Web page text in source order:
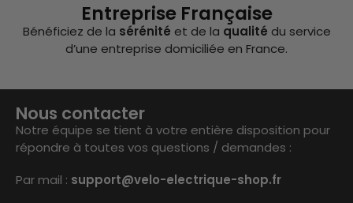
Entreprise Française
Bénéficiez de la sérénité et de la qualité du service
d’une entreprise domiciliée en France.
Nous contacter
Notre équipe se tient à votre entière disposition pour
répondre à toutes vos questions / demandes :
Par mail : support@velo-electrique-shop.fr